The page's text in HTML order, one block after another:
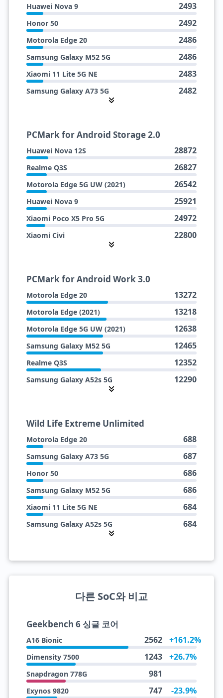
Realme Q3S 684
Xiaomi Poco X5 Pro 5G 681
Motorola Edge (2021) 680
Samsung Galaxy M52 5G 679
Motorola Edge 5G UW (2021) 678
Huawei Nova 9 2493
Honor 50 2492
Motorola Edge 20 2486
Samsung Galaxy M52 5G 2486
Xiaomi 11 Lite 5G NE 2483
Samsung Galaxy A73 5G 2482
PCMark for Android Storage 2.0
Huawei Nova 12S 28872
Realme Q3S 26827
Motorola Edge 5G UW (2021) 26542
Huawei Nova 9 25921
Xiaomi Poco X5 Pro 5G 24972
Xiaomi Civi 22800
Honor 60 20815
Honor 50 20118
Samsung Galaxy M52 5G 19523
Samsung Galaxy A73 5G 19271
Samsung Galaxy A52s 5G 18573
PCMark for Android Work 3.0
Motorola Edge 20 13272
Motorola Edge (2021) 13218
Motorola Edge 5G UW (2021) 12638
Samsung Galaxy M52 5G 12465
Realme Q3S 12352
Samsung Galaxy A52s 5G 12290
Huawei Nova 12S 10934
Xiaomi 11 Lite 5G NE 10519
Huawei Nova 9 9618
Xiaomi Civi 9283
Honor 60 8948
Wild Life Extreme Unlimited
Motorola Edge 20 688
Samsung Galaxy A73 5G 687
Honor 50 686
Samsung Galaxy M52 5G 686
Xiaomi 11 Lite 5G NE 684
Samsung Galaxy A52s 5G 684
다른 SoC와 비교
Geekbench 6 싱글 코어
A16 Bionic 2562 +161.2%
Dimensity 7500 1243 +26.7%
Snapdragon 778G 981
Exynos 9820 747 -23.9%